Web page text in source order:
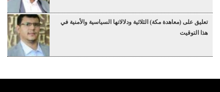
تعليق على (معاهدة مكة) الثلاثية ودلالاتها السياسية والأمنية في
هذا التوقيت